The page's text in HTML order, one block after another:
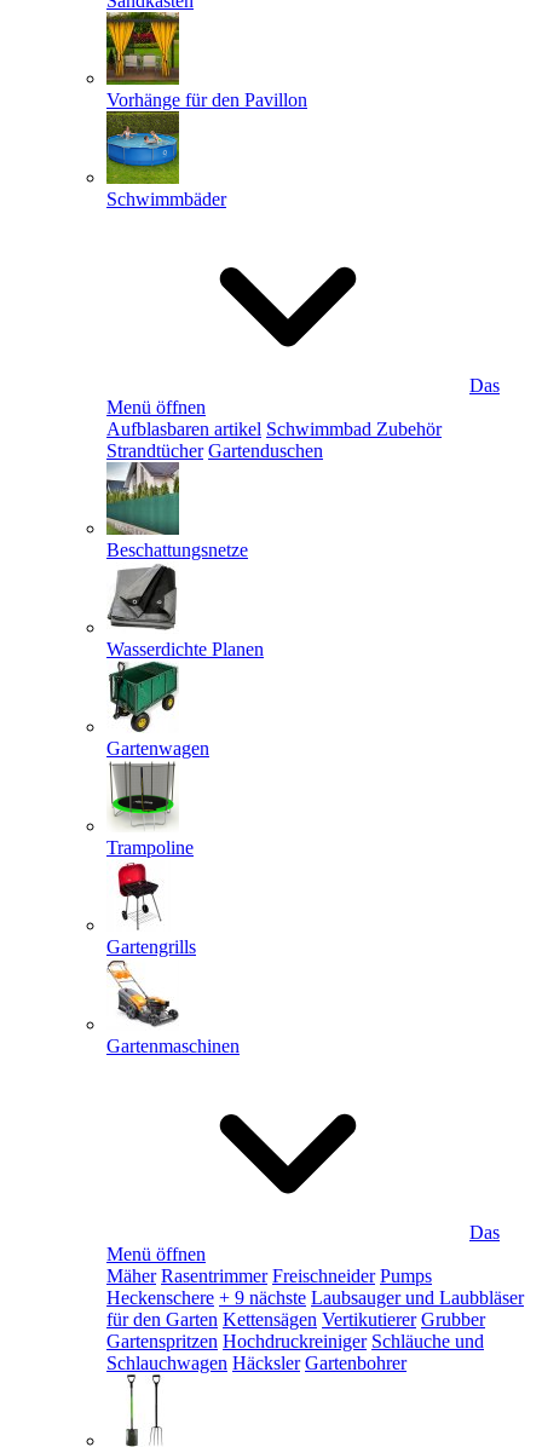
Vorhänge für den Pavillon
Schwimmbäder
Das
Menü öffnen
Aufblasbaren artikel Schwimmbad Zubehör
Strandtücher Gartenduschen
Beschattungsnetze
Wasserdichte Planen
Gartenwagen
Trampoline
Gartengrills
Gartenmaschinen
Das
Menü öffnen
Mäher Rasentrimmer Freischneider Pumps
Heckenschere + 9 nächste Laubsauger und Laubbläser
für den Garten Kettensägen Vertikutierer Grubber
Gartenspritzen Hochdruckreiniger Schläuche und
Schlauchwagen Häcksler Gartenbohrer